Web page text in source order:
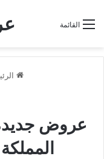
القائمة
عروض